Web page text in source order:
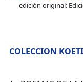
edición original:
COLECCION KOETI